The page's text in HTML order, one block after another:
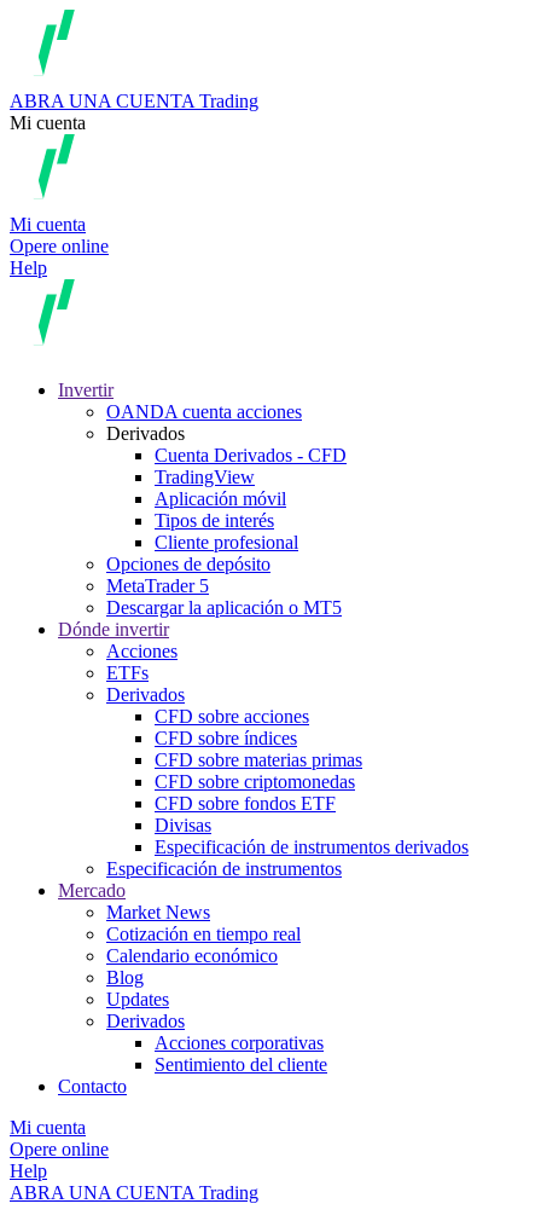
ABRA UNA CUENTA Trading
Mi cuenta
Mi cuenta
Opere online
Help
Invertir
OANDA cuenta acciones
Derivados
Cuenta Derivados - CFD
TradingView
Aplicación móvil
Tipos de interés
Cliente profesional
Opciones de depósito
MetaTrader 5
Descargar la aplicación o MT5
Dónde invertir
Acciones
ETFs
Derivados
CFD sobre acciones
CFD sobre índices
CFD sobre materias primas
CFD sobre criptomonedas
CFD sobre fondos ETF
Divisas
Especificación de instrumentos derivados
Especificación de instrumentos
Mercado
Market News
Cotización en tiempo real
Calendario económico
Blog
Updates
Derivados
Acciones corporativas
Sentimiento del cliente
Contacto
Mi cuenta
Opere online
Help
ABRA UNA CUENTA Trading